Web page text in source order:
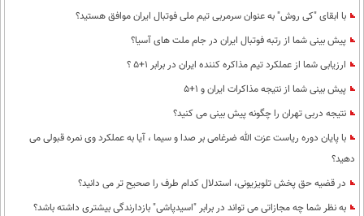
با ابقای "کی روش" به عنوان سرمربی تیم ملی فوتبال ایران موافق هستید؟
پیش بینی شما از رتبه فوتبال ایران در جام ملت های آسیا؟
ارزیابی شما از عملکرد تیم مذاکره کننده ایران در برابر 1+5 ؟
پیش بینی شما از نتیجه مذاکرات ایران و 1+5
نتیجه دربی تهران را چگونه پیش بینی می کنید؟
با پایان دوره ریاست عزت الله ضرغامی بر صدا و سیما ، آیا به عملکرد وی نمره قبولی می
دهید؟
در قضیه حق پخش تلویزیونی، استدلال کدام طرف را صحیح تر می دانید؟
به نظر شما چه مجازاتی می تواند در برابر "اسید‌پاشی" بازدارندگی بیشتری داشته باشد؟